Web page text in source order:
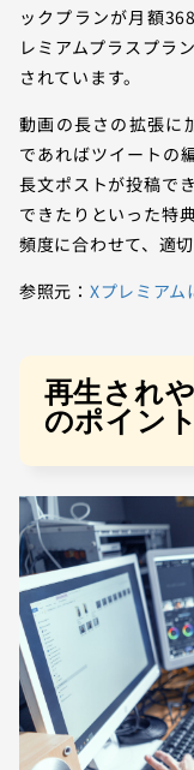
ックプランが月額
レミアムプラスプラ
されています。
動画の長さの拡張に
であればツイートの
長文ポストが投稿で
できたりといった特
頻度に合わせて、適
参照元： Xプレミアム
再生され
のポイント